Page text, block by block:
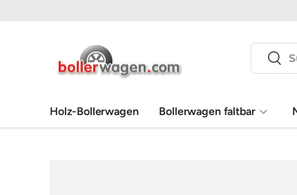
Suchen
Holz-Bollerwagen Bollerwagen faltbar